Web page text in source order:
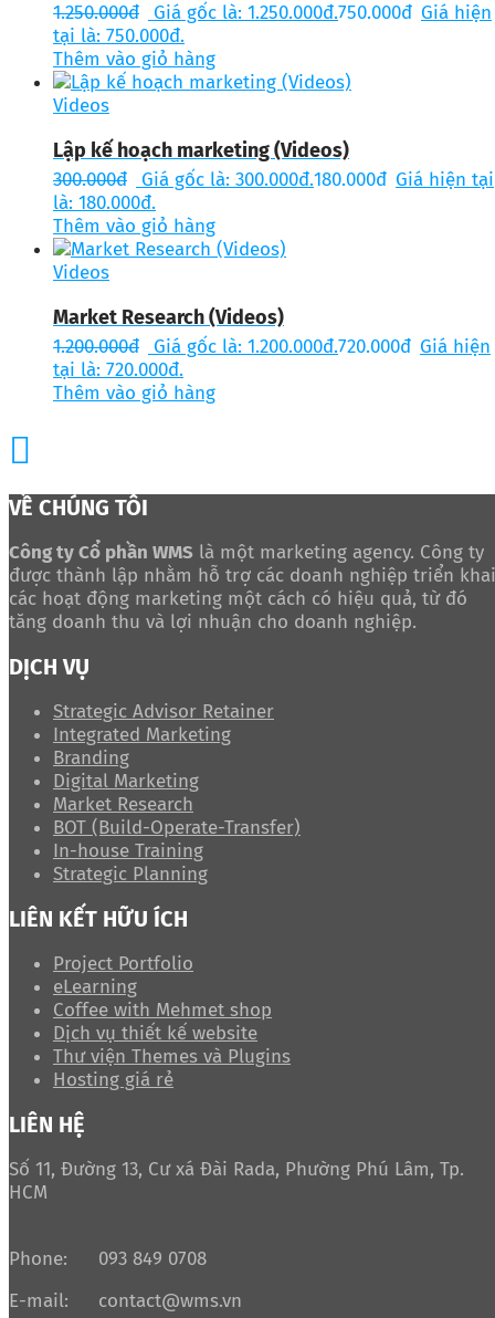
1.250.000đ Giá gốc là: 1.250.000đ.750.000đ Giá hiện
tại là: 750.000đ.
Thêm vào giỏ hàng
Videos
Lập kế hoạch marketing (Videos)
300.000đ Giá gốc là: 300.000đ.180.000đ Giá hiện tại
là: 180.000đ.
Thêm vào giỏ hàng
Videos
Market Research (Videos)
1.200.000đ Giá gốc là: 1.200.000đ.720.000đ Giá hiện
tại là: 720.000đ.
Thêm vào giỏ hàng
VỀ CHÚNG TÔI
Công ty Cổ phần WMS là một marketing agency. Công ty
được thành lập nhằm hỗ trợ các doanh nghiệp triển khai
các hoạt động marketing một cách có hiệu quả, từ đó
tăng doanh thu và lợi nhuận cho doanh nghiệp.
DỊCH VỤ
Strategic Advisor Retainer
Integrated Marketing
Branding
Digital Marketing
Market Research
BOT (Build-Operate-Transfer)
In-house Training
Strategic Planning
LIÊN KẾT HỮU ÍCH
Project Portfolio
eLearning
Coffee with Mehmet shop
Dịch vụ thiết kế website
Thư viện Themes và Plugins
Hosting giá rẻ
LIÊN HỆ
Số 11, Đường 13, Cư xá Đài Rada, Phường Phú Lâm, Tp.
HCM
Phone:
093 849 0708
E-mail:
contact@wms.vn